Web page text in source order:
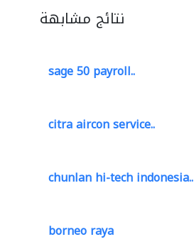
نتائج مشابهة
sage 50 payroll..
citra aircon service..
chunlan hi-tech indonesia..
borneo raya